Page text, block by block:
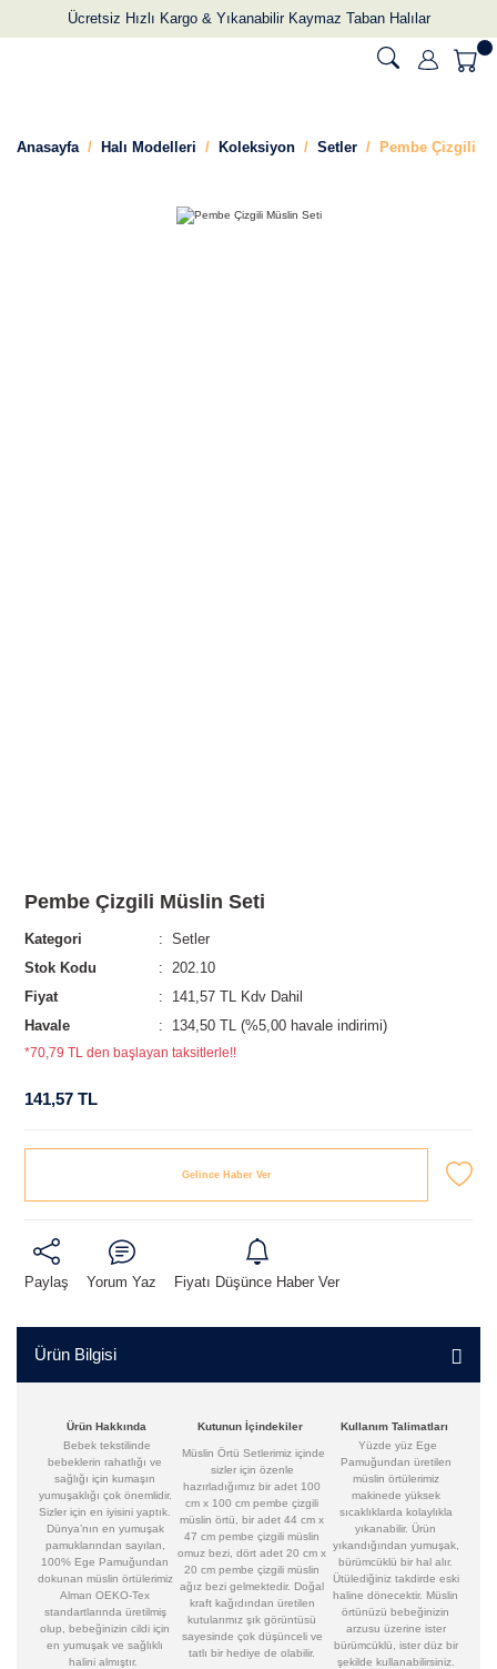
Ücretsiz Hızlı Kargo & Yıkanabilir Kaymaz Taban Halılar
Anasayfa Halı Modelleri Koleksiyon Setler Pembe Çizgili
Pembe Çizgili Müslin Seti
Kategori
Setler
Stok Kodu
202.10
Fiyat
141,57 TL Kdv Dahil
Havale
134,50 TL (%5,00 havale indirimi)
*70,79 TL den başlayan taksitlerle!!
141,57 TL
Gelince Haber Ver
Paylaş Yorum Yaz Fiyatı Düşünce Haber Ver
Ürün Bilgisi
Ürün Hakkında Kutunun İçindekiler
Kullanım Talimatları
Bebek tekstilinde
bebeklerin rahatlığı ve
sağlığı için kumaşın
yumuşaklığı çok önemlidir.
Sizler için en iyisini yaptık.
Dünya’nın en yumuşak
pamuklarından sayılan,
100% Ege Pamuğundan
dokunan müslin örtülerimiz
Alman OEKO-Tex
standartlarında üretilmiş
olup, bebeğinizin cildi için
en yumuşak ve sağlıklı
halini almıştır.
Müslin Örtü Setlerimiz içinde
sizler için özenle
hazırladığımız bir adet 100
cm x 100 cm pembe çizgili
müslin örtü, bir adet 44 cm x
47 cm pembe çizgili müslin
omuz bezi, dört adet 20 cm x
20 cm pembe çizgili müslin
ağız bezi gelmektedir. Doğal
kraft kağıdından üretilen
kutularımız şık görüntüsü
sayesinde çok düşünceli ve
tatlı bir hediye de olabilir.
Yüzde yüz Ege
Pamuğundan üretilen
müslin örtülerimiz
makinede yüksek
sıcaklıklarda kolaylıkla
yıkanabilir. Ürün
yıkandığından yumuşak,
bürümcüklü bir hal alır.
Ütülediğiniz takdirde eski
haline dönecektir. Müslin
örtünüzü bebeğinizin
arzusu üzerine ister
bürümcüklü, ister düz bir
şekilde kullanabilirsiniz.